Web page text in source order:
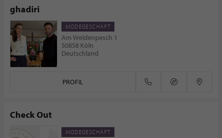
ghadiri
MODEGESCHÄFT
Am Weidenpesch 1
50858 Köln
Deutschland
PROFIL
Check Out
MODEGESCHÄFT